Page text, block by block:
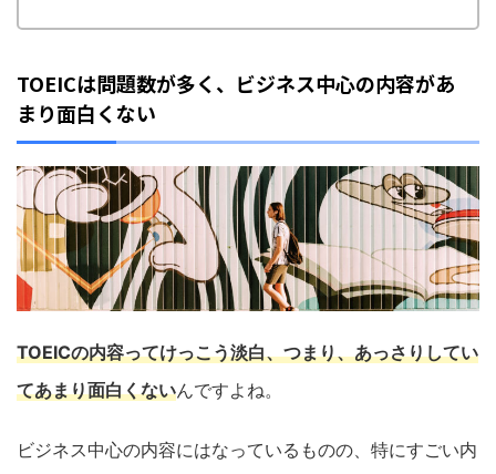
TOEICは問題数が多く、ビジネス中心の内容があ
まり面白くない
TOEICの内容ってけっこう淡白、つまり、あっさりしてい
てあまり面白くないんですよね。
ビジネス中心の内容にはなっているものの、特にすごい内